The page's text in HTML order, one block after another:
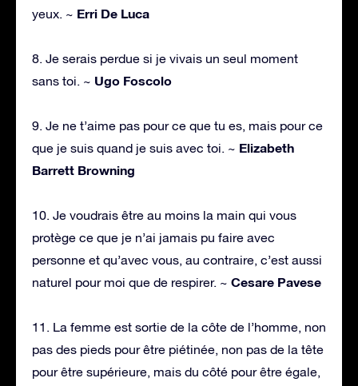
yeux. ~ Erri De Luca
8. Je serais perdue si je vivais un seul moment
sans toi. ~ Ugo Foscolo
9. Je ne t’aime pas pour ce que tu es, mais pour ce
que je suis quand je suis avec toi. ~ Elizabeth
Barrett Browning
10. Je voudrais être au moins la main qui vous
protège ce que je n’ai jamais pu faire avec
personne et qu’avec vous, au contraire, c’est aussi
naturel pour moi que de respirer. ~ Cesare Pavese
11. La femme est sortie de la côte de l’homme, non
pas des pieds pour être piétinée, non pas de la tête
pour être supérieure, mais du côté pour être égale,